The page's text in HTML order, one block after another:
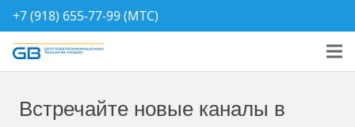
+7 (918) 655-77-99 (МТС)
Встречайте новые каналы в